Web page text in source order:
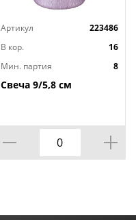
Артикул
223486
В кор.
16
Мин. партия
8
Свеча 9/5,8 см